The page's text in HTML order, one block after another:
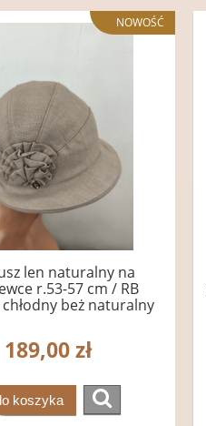
len naturalny na
r.53-57 cm / RB
beż naturalny
189,00 zł
koszyka
NOWOŚĆ